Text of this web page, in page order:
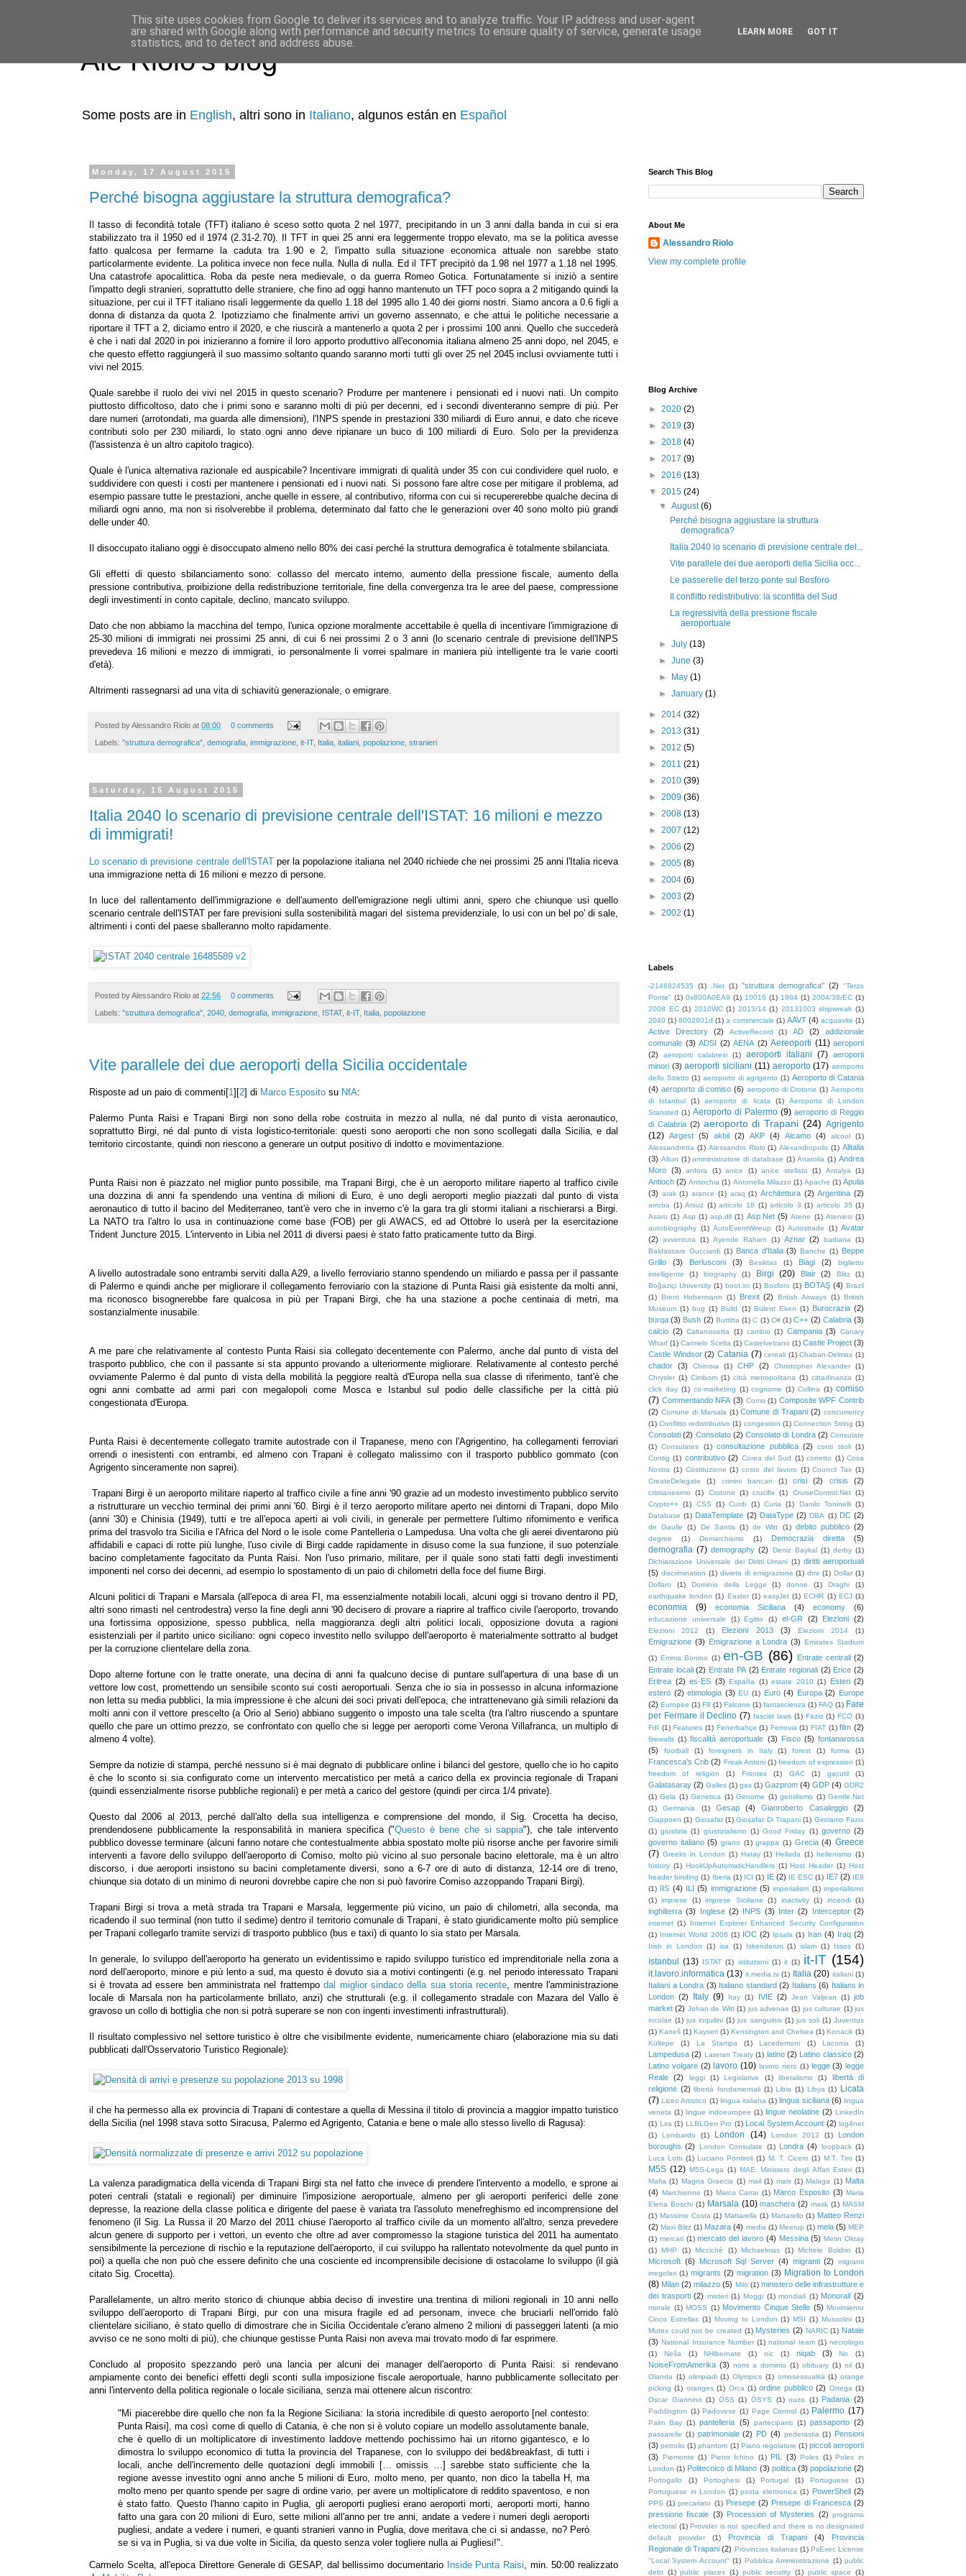
Ale Riolo's blog
Some posts are in English, altri sono in Italiano, algunos están en Español
Monday, 17 August 2015
Perché bisogna aggiustare la struttura demografica?
Il tasso di fecondità totale (TFT) italiano è sceso sotto quota 2 nel 1977, precipitando in un 3 anni dalla banda in cui si era
stabilizzato tra il 1950 ed il 1974 (2.31-2.70). Il TFT in quei 25 anni era leggermente troppo elevato, ma se la politica avesse
fatto qualcosa per fermarne la caduta tra 1.90 e 2, l'impatto sulla situazione economica attuale non sarebbe stato
particolarmente evidente. La politica invece non fece nulla. Nulla di nulla. Ed il TFT precipitò da 1.98 nel 1977 a 1.18 nel 1995.
Una catastrofe apocalittica. Roba da peste nera medievale, o da guerra Romeo Gotica. Fortunatamente si iniziò a sentire
l'impatto degli stranieri, soprattutto delle straniere, che fino ad oggi hanno mantenuto un TFT poco sopra a 2 mitigando quindi la
situazione, per cui il TFT italiano risalì leggermente da quello 1.18 del 1995 allo 1.40 dei giorni nostri. Siamo ancora a 0.6 figli a
donna di distanza da quota 2. Ipotizziamo che finalmente arrivi un governo assennato, e che attui le politiche necessarie a
riportare il TFT a 2, diciamo entro il 2020, e che riuscirà a mantenerlo a quota 2 per i prossimi 100 anni. Quello che succederà
è che i nati dal 2020 in poi inizieranno a fornire il loro apporto produttivo all'economia italiana almeno 25 anni dopo, nel 2045, e
che questo effetto raggiungerà il suo massimo soltanto quando saranno morti tutti gli over 25 nel 2045 inclusi ovviamente tutti i
vivi nel 2015.
Quale sarebbe il ruolo dei vivi nel 2015 in questo scenario? Produrre per mantenere i pensionati ed i nuovi nati. Un compito
piuttosto difficoltoso, dato che i primi sono e saranno molti di più per decenni, ed i secondi diventeranno sempre di più. Per
dare numeri (arrotondati, ma guarda alle dimensioni), l'INPS spende in prestazioni 330 miliardi di Euro annui, e dato che riceve
contributi solo per 230 miliardi, lo stato ogni anno deve ripianare un buco di 100 miliardi di Euro. Solo per la previdenza
(l'assistenza è un altro capitolo tragico).
Quale è l'unica alternativa razionale ed auspicabile? Incentivare immigrati di qualità under 35 con cui condividere quel ruolo, e
suddividere con questi i costi per mantenere i pensionati ed i nuovi nati. Si possono fare altre cose per mitigare il problema, ad
esempio passare tutte le prestazioni, anche quelle in essere, al contributivo, riforma con cui si recupererebbe qualche decina di
miliardi ogni anno, ma non si risolverebbe il problema, determinato dal fatto che le generazioni over 40 sono molto più grandi
delle under 40.
Il disoccupato italiano oggi è disoccupato almeno nello 80% dei casi perché la struttura demografica è totalmente sbilanciata.
Gli effetti di questo sbilanciamento sono: collasso del mercato interno, aumento della pressione fiscale, aumento della
pressione contributiva, proibizione della redistribuzione territoriale, fine della convergenza tra le aree del paese, compressione
degli investimenti in conto capitale, declino, mancato sviluppo.
Dato che non abbiamo la macchina del tempo, l'unica opzione moralmente accettabile è quella di incentivare l'immigrazione di
25-30 milioni di immigrati nei prossimi 25 anni, di cui 6 nei prossimi 2 o 3 anni (lo scenario centrale di previsione dell'INPS
prevedeva 16 milioni e mezzo di immigrati, io personalmente li vorrei spalmare in maniera più intelligente tra le varie coorti
d'età).
Altrimenti rassegnarsi ad una vita di schiavitù generazionale, o emigrare.
Posted byAlessandro Riolo at 08:00 0 comments
Labels: "struttura demografica" demografia immigrazione it-IT, Italia italiani popolazione stranieri
Saturday, 15 August 2015
Italia 2040 lo scenario di previsione centrale dell'ISTAT: 16 milioni e mezzo
di immigrati!
Lo scenario di previsione centrale dell'ISTATper la popolazione italiana nel 2040 richiede che nei prossimi 25 anni l'Italia riceva
una immigrazione netta di 16 milioni e mezzo di persone.
In luce del rallentamento dell'immigrazione e dell'aumento dell'emigrazione negli ultimi anni, spero che chiunque usi quello
scenario centrale dell'ISTAT per fare previsioni sulla sostenibilità magari del sistema previdenziale, lo usi con un bel po' di sale,
altrimenti i conti del paese sballeranno molto rapidamente.
Posted byAlessandro Riolo at 22:56 0 comments
Labels: "struttura demografica" 2040 demografia immigrazione ISTAT, it-IT, Italia popolazione
Vite parallele dei due aeroporti della Sicilia occidentale
Risposte ad un paio di commenti[1][2] di Marco Esposito su NfA:
Palermo Punta Raisi e Trapani Birgi non sono della robe costruita in mezzo al nulla, né dal punto di vista aeronautico,
soprattutto Birgi, né dal punto di vista logistico-territoriale: questi sono aeroporti che non sono scollegati dalla Sicilia, e dal
territorio circostante, quindi non riescono a generare un output positivo di indotto e movimentazione.
Punta Raisi non è piazzato nel miglior punto possibile, ma Trapani Birgi, che è un aeroporto militare riaperto al traffico civile
una dozzina di anni fa spendendo una ventina di milioni di Euro, è uno degli aeroporti meglio piazzati dal punto di vista
aeronautico di tutto il bacino del Mediterraneo, tant'è vero che in inverno c'è la gara tra gli stormi italiani a rischierarsi a Birgi.
La NATO tra l'altro lo usa in continuazione come base (FOB) per gli AWACS, ed ad Ottobre lo userà per la esercitazione
Trident Juncture 2015. L'intervento in Libia nel 2011 di diversi paesi è stato fatto praticamente tutto da Birgi.
A livello autostradale sono entrambi serviti dalla A29, a livello ferroviario stanno spendendo un miliardo e passa per il passante
di Palermo e quindi anche per migliorare il collegamento ferroviario con la stazione di Punta Raisi già esistente da molti anni,
ma riconosco bisognerebbe fare qualcosa in più per Trapani Birgi, che ha una stazione a poche centinaia di metri, ma
sostanzialmente inusabile.
A me pare che relativamente al contesto Punta Raisi sia collegato decentemente con Palermo, anche dal punto di vista del
trasporto pubblico, che con il passante si sta appunto provando a ulteriormente migliorare. Relativamente al contesto perché
ovviamente Palermo è dal punto di vista della mobilità la peggiore realtà d'Europa nella sua classe di riferimento, tant'è che
ogni anni combatte ad armi pari con megalopoli come Mosca e Istanbul sul podio delle classifiche per la città più
congestionata d'Europa.
Punta Raisi è decentemente collegato tramite autostrade con il Trapanese, meno con l'Agrigentino, ha collegamenti ferroviari
orrendi o inesistenti con entrambi, ed almeno con Trapani è collegato malissimo con il trasporto pubblico gommato (con
Agrigento sinceramente non saprei).
Trapani Birgi è un aeroporto militare riaperto al traffico civile a fine anni '90 grazie ad un modesto investimento pubblico servito
a ristrutturare un vecchio terminal dei primi anni '60. Birgi è il terzo aeroporto militare aperto nei dintorni di Trapani, dopo Milo
(anni '30) e Chinisia (1949), tutti e tre all'epoca aperti ai voli civili, in generale per permettere l'ultimo rifornimento e verifica
prima del trasvolo tra Sicilia e l'Africa del Nord o le isole come Pantelleria o Lampedusa. Una volta che gli aerei diventarono più
affidabili e capaci di rotte più lunghe, l'uso civile di Birgi cadde rapidamente in disuso come la sua funzione, il suo potenziale
bacino completamente fagocitato da Punta Raisi. Non l'uso primario, militare, per il quale sono stati fatti degli investimenti
imponenti nel corso dei decenni, ad esempio lo spostamento di un paio di chilometri della foce del fiume Birgi.
Alcuni politici di Trapani e Marsala (all'epoca di area FI, ma essenzialmente notabili locali, alcuni oggi si trovano dentro il PD,
altri sono rimasti nel centrodestra) verso la fine degli anni '90 decisero di provare a riaprire al traffico civile l'aeroporto, trovando
una fortissima opposizione, spesso pubblica, nella maggioranza degli altri politici locali, opposizione dovuta a ragioni
esistenziali per il partito unico siciliano: ogni copeco investito nello sviluppo dell'aeroporto è materialmente sottratto al budget
per la corruzione clientelare della zona.
Dopo alterne fortune con le tratte onerate, una decina di anni fa qualcuno decise di puntare sull'apertura di una base di un
vettore low cost, promettendo un sensibile sconto sui costi aeroportuali. Senza che io sia in possesso in alcuna informazione
non letta su media pubblici, la mia impressione è che alcuni dei soci privati dell'epoca, che intrattenevano già simili relazioni da
molti anni con il vettore prescelto (a Orio al Serio) abbiano suggerito o imposto una tale scelta (tra l'altro riuscendo a spuntare
quello che pare un ottimo prezzo, se confrontato con quello che si legge per aeroporti come Verona Villafranca, un multiplo di
almeno 4 volte).
Sempre da notizie di stampa, perché nessuno si è mai degnato di pubblicare online i bilanci del gestore, quello che io ho capito
è che lo sconto si sia configurato come un intervento mercatistico per metà a carico della ex provincia regionale di Trapani
(quindi essenzialmente risorse pubbliche regionali) e per metà a carico del gestore (quindi per circa 1/4 private).
Questo dal 2006 al 2013, perché dall'alto della sua intelligenza e comprensione del mondo, il Sig. Crocetta ha deciso,
prendendosene pubblicamente la responsabilità in maniera specifica ("Questo è bene che si sappia"), che tale intervento
pubblico dovesse terminare (alcuni fanno notare che contestualmente abbia spostato molte più risorse anche per favorire simili
interventi a favore dello sviluppo dell'aeroporto di Comiso, molto più vicino al suo personale bacino elettorale, ma è un altro
discorso, i due aeroporti insistono su bacini completamente diversi, sono a 6-7 ore di auto di distanza, 12-14 ore di treno,
chiunque sia dotato di un minimo di neuroni dovrebbe capire che non si può favorire Comiso azzoppando Trapani Birgi).
Trapani Birgi si trova a metà strada tra Trapani e Marsala, leggermente più vicino, un paio di chilometri, alla seconda, ma
ricadendo il suo terminal (non tutto il sedime) dentro il territorio comunale di Trapani, è stato giuridicamente molto più semplice
per Trapani collegarlo tramite servizi di trasporto pubblico (bus e taxi) di quanto lo sia stato per Marsala.
In generale, lo sviluppo dell'aeroporto ha generato un evidentissimo e rapido sviluppo turistico ed imprenditoriale nella zona a
nord dell'aeroporto, minore e più lento a sud, ma questo è dovuto sia a motivi contingenti (e.g. nel periodo interessato Trapani
si è trovata ad essere ben amministrata nel frattempodal miglior sindaco della sua storia recente, mentre l'amministrazione
locale di Marsala non ha particolarmente brillato, anzi) che strutturali (e.g. il collegamento stradale con Mazara del Vallo è
gravoso un collo di bottiglia che non si potrà superare se non con ingenti investimenti infrastrutturali).
Il risultato complessivo nel settore turistico è oltre che visibilmente evidente, numericamente chiaro (elaborazione mia su dati
pubblicati dall'Osservatorio Turistico Regionale):
il che ha permesso alla ex provincia di Trapani di contestare a quella di Messina il titolo di provincia a maggior impatto turistico
della Sicilia (nel 1998 stava sotto Siracusa, Palermo ed Agrigento, Catania e bene o male allo stesso livello di Ragusa):
La valenza paradigmatica della vicenda di Trapani Birgi sta nel fatto che invece di prendere l'intervento a modello, e sprone ai
poteri centrali (statali e regionali) per diminuire l'imposizione aeroportuale, almeno per gli aeroporti periferici delle zone
depresse, la reazione della classe politica e dirigente del paese è variata tra l'assoluto menefreghismo ed incomprensione del
fenomeno (il Sig. La Russa il 20 Marzo del 2011 chiuse l'aeroporto al traffico civile da un momento all'altro, senza prevedere
alcun genere di supporto per i vettori, un evento che oltre ad aver compromesso la stagione turistica del 2011 ha aumentato
sensibilmente la percezione di rischio e la reputazione dell'aeroporto, il cui sviluppo ha rallentato notevolmente da quel punto in
poi) a quella che non può che essere definito che una cosciente ed incomprensibile decisione di ostacolarne lo sviluppo (il già
citato Sig. Crocetta).
Parallelamente, un altro merito storico di chiunque abbia deciso di investire una trentina di milioni regionali in 10 anni nello
sviluppo dell'aeroporto di Trapani Birgi, pur con una misura fragile ed ad personam, invece che bruciarli nell'orrido falò
clientelare siciliano, è stato quello di dimostrare che in Sicilia Occidentale c'erano almeno 2 milioni di passeggeri latenti (a mio
avviso ce ne sono molti di più), che chiunque gestisse Punta Raisi non aveva mai trovato modo di far esprimere.
Concludo al proposito spezzando però una lancia per alcuni dei manager dell'aeroporto di Punta Raisi: si rendevano
ampiamente conto dei benefici effetti degli sconti sulla imposizione fiscale aeroportuale, hanno pubblicamente sollecitato per
anni l'intervento della politica regionale o locale siciliana, senza mai ottenere alcun riscontro:
"Mi piacerebbe dire quello che non fa la Regione Siciliana: la storia incredibile di questo aeroporto [nel contesto:
Punta Raisi], ma così come di quello di Catania, è che non si è voluto copiare un modello assolutamente banale,
che è quello di un moltiplicatore di investimento laddove mettendo pochissimo hai un ritorno gigantesco, e lo
dimostra lo sviluppo economico di tutta la provincia del Trapanese, con lo sviluppo dei bed&breakfast, di tutti i
locali, anche dell'incremento delle quotazioni degli immobili [… omissis …] sarebbe stato sufficiente che la
regione avesse investito ogni anno anche 5 milioni di Euro, molto meno, per quanto, non dico la tabella H, ma
molto meno per quanto spende per sagre di ordine vario, per avere un moltiplicatore di reddito spaventoso, e non
è stato fatto. Questo l'hanno capito in Puglia, gli aeroporti pugliesi erano aeroporti morti, aeroporti morti, hanno
fatto una gara con 20 milioni di Euro, sette milioni all'anno per tre anni, andate a vedere i numeri degli aeroporti
pugliesi, andate a vedere i numeri, e quanti stranieri vanno in Puglia, dove meritava che ci si andasse, no? Però
se si va in Puglia, si va due volte in Sicilia, da questo senza voler togliere nulla ai Pugliesi!".
Carmelo Scelta, all'epoca Direttore Generale di GESAP, dal bellissimo documentario Inside Punta Raisi , min. 50:00 realizzato
Search This Blog
About Me
Alessandro Riolo
View my complete profile
Blog Archive
► 2020 (2)
► 2019 (3)
► 2018 (4)
► 2017 (9)
► 2016 (13)
▼ 2015 (24)
▼August(6)
Perché bisogna aggiustare la struttura
demografica?
Italia 2040 lo scenario di previsione centrale del...
Vite parallele dei due aeroporti della Sicilia occ...
Le passerelle del terzo ponte sul Bosforo
Il conflitto redistributivo: la sconfitta del Sud
La regressività della pressione fiscale
aeroportuale
►July(13)
►June(3)
►
May(1)
►January(1)
► 2014 (32)
► 2013 (31)
► 2012 (5)
► 2011 (21)
► 2010 (39)
► 2009 (36)
► 2008 (13)
► 2007 (12)
► 2006 (2)
► 2005 (8)
► 2004 (6)
► 2003 (2)
► 2002 (1)
Labels
-2146824535 (1) .Net (1) "struttura demografica" (2)
"Terzo
Ponte" (1) 0x800A0EA9 (1) 10016 (1) 1984 (1) 2004/38/EC (1)
2008 EC (1) 2010WC (1) 2013/14 (1) 20131003 shipwreak (1)
2040 (1) 8002801d (1) a commerciale (1) AAVT (4) acquavite (1)
Active Directory (2) ActiveRecord (1) AD (2)
addizionale
comunale (3) ADSI (2) AENA (2) Aereoporti (11) aeroporti
(2)
aeroporti calabresi (1) aeroporti italiani (7) aeroporti
minori (3) aeroporti siciliani (11) aeroporto (17) aeroporto
dello Stretto (1) aeroporto di agrigento (1) Aeroporto di Catania
(4) aeroporto di comiso (6) aeroporto di Crotone (1) Aeroporto
di Istanbul
(1) aeroporto di licata (1)
Aeroporto di London
Stansted (1) Aeroporto di Palermo (9) aeroporto di Reggio
di Calabria (2) aeroporto di Trapani (24) Agrigento
(12) Airgest (5) akbil (2) AKP (4) Alcamo (4) alcool
(1)
Alessandretta (1) Alessandro Riolo (1) Alexandropolis (1) Alitalia
(3) Altun (1) amministratore di database (1) Anatolia (1) Andrea
Moro (3) anfora (1) anice (1) anice stellato (1) Antalya (1)
Antioch (2) Antiochia (1) Antonella Milazzo (1) Apache (1) Apulia
(3) arak (1) arance (1) araq (1) Architettura (2) Argentina (2)
arroba (1) Arsuz (1) articolo 18 (1) articolo 3 (1) articolo 35 (1)
Asaro (1) Asp (1) asp.dll (1) Asp.Net (5) Atene (1) Ateniesi (1)
autobiography (1) AutoEventWireup (1) Autostrade (1) Avatar
(2)
avventura (1) Ayende Rahien (1) Aznar (2) badiana
(1)
Baldassare Gucciardi (1) Banca d'Italia (3) Banche (1) Beppe
Grillo
(3) Berlusconi (3) Besiktas (1) Biagi (2)
biglietto
intelligente
(1) biography (1) Birgi (20) Blair (2) Blitz
(1)
Boğaziçi University (1) boot.ini (1) Bosforo (1) BOTAŞ (4) Brazil
(1) Brent Hobermann (1) Brexit (2) British Airways (1) British
Museum (1) bug (1) Build (1) Bülent Eken (1) Burocrazia (2)
burqa (3) Bush (2) Buttitta (1) C (1) C# (1) C++ (2) Calabria (3)
calcio (2) Caltanissetta (1) cambio (1) Campania (3)
Canary
Wharf (1) Carmelo Scelta (1) Castelvetrano (1) Castle Project (3)
Castle Windsor (2) Catania (7) cereali (1) Chaban-Delmas (1)
chador (3) Chinisia (1) CHP (2) Christopher Alexander
(1)
Chrysler (1) Cimbom (1) città metropolitana (1) cittadinanza (1)
click day (1) co-marketing (1) cognome (1) Collina (1) comiso
(7) Commentando NFA (3) Como (1) Composite WPF Contrib
(2) Comune di Marsala (1) Comune di Trapani (2) concurrency
(1) Conflitto redistributivo (1) congestion (1) Connection String (1)
Consolati (2) Consolato (2) Consolato di Londra (2) Consulate
(1) Consulates (1) consultazione pubblica (2) conti titoli (1)
Contig (1) contributivo (2) Corea del Sud (1) corretto (1) Cosa
Nostra (1) Costituzione (1) costo del lavoro (1) Council Tax (1)
CreateDelegate
(1) crimini bancari (1) crisi (2) crisis (2)
cristianesimo (1) Crotone (1) crucifix (1) CruiseControl.Net (1)
Crypto++ (1) CSS (1) Curdi (1) Curia (1) Danilo Toninelli (1)
Database (1) DataTemplate (2) DataType (2) DBA (1) DC (2)
de Gaulle (1) De Santis (1) de Witt (1) debito pubblico (2)
degree (1) Demarchismo (1) Democrazia diretta (5)
demografia (7) demography (2) Deniz Baykal (1) derby (1)
Dichiarazione Universale dei Diritti Umani (1) diritti aeroportuali
(5) discrimination (1) divieto di emigrazione (1) dmr (1) Dollar (1)
Dollaro
(1) Dominio della Legge (1) donne (1) Draghi
(1)
earthquake london (1) Easter (1) easyJet (1) ECHR (1) ECJ (1)
economia (9) economia Siciliana (4) economy (6)
educazione universale (1) Egitto (1) el-GR (2) Elezioni (2)
Elezioni 2012 (1) Elezioni 2013 (3) Elezioni 2014 (1)
Emigrazione (3) Emigrazione a Londra (3) Emirates Stadium
(1) Emma Bonino (1) en-GB (86) Entrate centrali (2)
Entrate locali (2) Entrate PA (2) Entrate regionali (2) Erice (2)
Eritrea (2) es-ES (3) España (1) estate 2010 (1) Esteri (2)
estero (2) etimologia (3) EU (1) Euro (4) Europa (2) Europe
(2) Europee (1) F8 (1) Falcone (1) fantascienza (1) FAQ (1) Fare
per Fermare il Declino (7) fascist laws (1) Fazio (1) FCO (1)
FdI (1) Features (1) Fenerbahçe (1) Ferrovia (1) FIAT (1) film (2)
firewalls (1) fiscalità aeroportuale (3) Fisco (5) fontanarossa
(5)
football (1) foreigners in Italy (1) forest (1) forma (1)
Francesca's Crib (2) Freak Antoni (1) freedom of expression (1)
freedom of religion
(1) Frontex (1) GAC (1) gacutil (1)
Galatasaray (2) Galles (1) gas (1) Gazprom (4) GDP (4) GDR2
(1) Gela (1) Genetica (1) Genome (1) gentilismo (1) Gentle.Net
(1)
Germania (1) Gesap (4) Gianroberto Casaleggio (2)
Giappoen (1) Giosafat (1) Giosafat Di Trapani (1) Girolamo Fazio
(1) giustizia (1) giustizialismo (1) Good Friday (1) governo (2)
governo italiano (5) grano (1) grappa (1) Grecia (4) Greece
(7) Greeks in London (1) Hatay (1) Hellada (1) hellenismo (1)
history (1) HookUpAutomaticHandlers (1) Host Header (1) Host
header binding (1) Iberia (1) ICI (1) IE (2) IE ESC (1) IE7 (2) IE8
(1) IIS (4) ILI (5) immigrazione (5) imperialism (1) imperialismo
(1) imprese (1) imprese Siciliane (1) inactivity (1) incendi (1)
inghilterra (3) Inglese (2) INPS (3) Inter (2) Interceptor (2)
internet (1)
Internet Explorer Enhanced Security Configuration
(1) Internet World 2006 (1) IOC (2) Ipsala (1) Iran (4) Iraq (2)
Irish in London (1) isa (1) Iskenderun (1) islam (1) Issos (1)
Istanbul (13) ISTAT (1) istituzioni (1) it (1) it-IT (154)
it.lavoro.informatica (13) it.media.tv (1) Italia (20) italiani (1)
Italiani a Londra (3) Italiano standard (2) Italians (6) Italians in
London (2) Italy (9) Itay (1) IVIE (2) Jean Valjean (1) job
market (2) Johan de Witt (1) jus advenae (1) jus culturae (1) jus
incolae (1) jus inquilini (1) jus sanguinis (1) jus soli (1) Juventus
(1) Kaneš (1) Kayseri (1) Kensington and Chelsea (1) Konacik (1)
Kültepe
(1) La Stampa (1) Lacedemoni (1) Laconia (1)
Lampedusa (2) Lateran Treaty (1) latino (2) Latino classico (2)
Latino volgare (2) lavoro (10) lavoro nero (1) legge (3) legge
Reale
(2) leggi (1) Legislative (1) liberalismo (1)
libertà di
religione (2) libertà fondamentali (1) Libia (1) Libya (1)
Licata
(7) Liceo Artistico (1) lingua italiana (1) lingua siciliana (6) lingua
veneta (1) lingue indoeuropee (1) lingue neolatine (2) LinkedIn
(1) Lira (1) LLBLGen Pro (1) Local System Account (2) log4net
(1)
Lombardo (1) London (14) London 2012 (1)
London
boroughs (2) London Consulate (1) Londra (4) loopback (1)
Luca Lotti (1) Luciano Pontiroli (1) M. T. Cicero (1) M.T. Tiro (1)
M5S (12) M5S-Lega (1) MAE. Ministero degli Affari Esteri (1)
Mafia (1) Magna Graecia (1) mail (1) mais (1) Malaga (1) Malta
(4) Marchionne (1) Marco Carrai (1) Marco Esposito (3) Maria
Elena Boschi (1) Marsala (10) maschera (2) mask (1) MASM
(1) Massimo Costa (1) Mattarella (1) Mattarello (1) Matteo Renzi
(2) Maxi Blitz (1) Mazara (4) media (1) Meetup (1) mela (5) MEP
(1) mercati (1) mercato del lavoro (4) Messina (5) Metin Oktay
(1) MHP (1) Micciché (1) Michaelmas (1) Michele Boldrin (1)
Microsoft (6) Microsoft Sql Server (4) migranti (2)
migranti
irregolari (1) migrants (2) migration (3) Migration to London
(8) Milan (2) milazzo (5) Milo (1) ministero delle infrastrutture e
dei trasporti (2) misteri (1) Moggi (1) mondiali (1) Monorail (2)
morale (1) MOSS (1) Movimento Cinque Stelle (5) Movimiento
Cinco Estrellas (1) Moving to London (1) MSI (1) Mussolini (1)
Mutex could not be created (1) Mysteries (2) NARIC (1) Natale
(3) National Insurance Number (1) national team (1) necrologio
(1)
Neša (1) NHibernate (1) nic (1) niqab (3) No (1)
NoiseFromAmerika (3) nomi a dominio (1) obituary (1) oil (1)
Olanda (1) olimpiadi (1) Olympics (1) omosessualità (1) orange
picking (1) oranges (1) Orca (1) ordine pubblico (2) Ortega (1)
Oscar Giannino (1) ÖSS (1) ÖSYS (1) ouzo (1) Padania (2)
Paddington (1) Padovese (1) Page Control (1) Palermo (17)
Palm Bay (1) pantelleria (5) partecipanti (1) passaporto (2)
passarelle (1) patrimoniale (2) PD (4) pederastia (1) Pensioni
(3) petrolio (1) phantom (1) Piano regolatore (1) piccoli aeroporti
(3)
Piemonte (1) Pietro Ichino (1) PIL (3) Poles (1) Poles in
London (1) Politecnico di Milano (3) politica (3) popolazione (2)
Portogallo (1) Portoghesi (1) Portugal (1) Portuguese
(1)
Portuguese in London (1) posta elettronica (1) PowerShell (2)
PPS (1) precariato (1) Presepe (2) Presepe di Francesca (2)
pressione fiscale (3) Procession of Mysteries (2) programa
electoral (1) Provider is not specified and there is no designated
default provider
(1) Provincia di Trapani (4)
Provincia
Regionale di Trapani (2) Provincias italianas (1) PsExec License
"Local System Account" (1) Pubblica Amministrazione (1) public
debt (1) public places (1) public security (1) public space (1)
This site uses cookies from Google to deliver its services and to analyze traffic. Your IP address and user-agent
are shared with Google along with performance and security metrics to ensure quality of service, generate usage
statistics, and to detect and address abuse.
LEARN MORE GOT IT